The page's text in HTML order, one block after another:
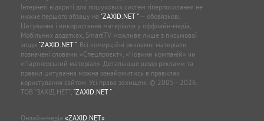
Інтернеті відкриті для пошукових систем гіперпосилання не
нижче першого абзацу на "ZAXID.NET "— обов’язкові.
Цитування і використання матеріалів у оффлайн-медіа,
Мобільних додатках, SmartTV можливе лише з письмової
згоди "ZAXID.NET ". Всі комерційні рекламні матеріали
позначені словами «Спецпроєкт», «Новини компаній» чи
«Партнерський матеріал». Детальніше щодо реклами та
правил цитування можна ознайомитись в правилах
користування сайтом. Усі права захищені. © 2005—2026,
ТОВ “ЗАХІД.НЕТ”, "ZAXID.NET ".
Онлайн-медіа «ZAXID.NET»